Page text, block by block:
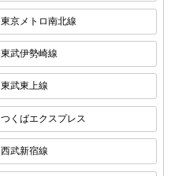
東京メトロ南北線
東武伊勢崎線
東武東上線
つくばエクスプレス
西武新宿線